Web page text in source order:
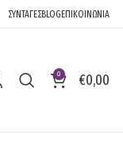
ΣΥΝΤΑΓΕΣBLOGΕΠΙΚΟΙΝΩΝΙΑ
0 €0,00